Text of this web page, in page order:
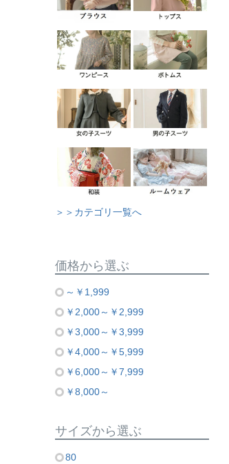
＞＞カテゴリ一覧へ
価格から選ぶ
～￥1,999
￥2,000～￥2,999
￥3,000～￥3,999
￥4,000～￥5,999
￥6,000～￥7,999
￥8,000～
サイズから選ぶ
80